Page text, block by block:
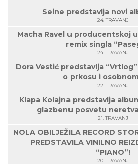
Seine predstavlja novi
24. TRAVANJ
Macha Ravel u producentskoj
remix singla
24. TRAVANJ
Dora Vestić predstavlja
o prkosu i
22. TRAVANJ
Klapa Kolajna predstavlja
glazbenu posvetu
21. TRAVANJ
NOLA OBILJEŽILA RECORD
PREDSTAVILA VINILNO
“PIANO”!
20. TRAVANJ